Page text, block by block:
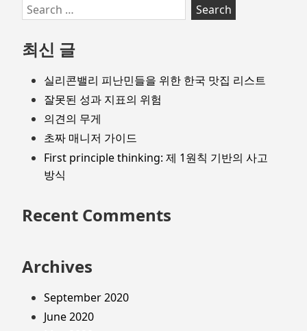
Search
for:
최신 글
실리콘밸리 피난민들을 위한 한국 맛집 리스트
잘못된 성과 지표의 위험
의견의 무게
초짜 매니저 가이드
First principle thinking: 제 1원칙 기반의 사고
방식
Recent Comments
Archives
September 2020
June 2020